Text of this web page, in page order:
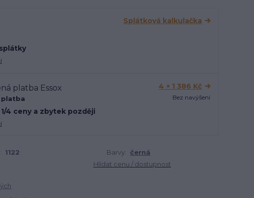
Splátková kalkulačka
platba
4 × 1 386 Kč
Bez navýšení
4 ceny a zbytek později
1122 Barvy: černá
Hlídat cenu / dostupnost